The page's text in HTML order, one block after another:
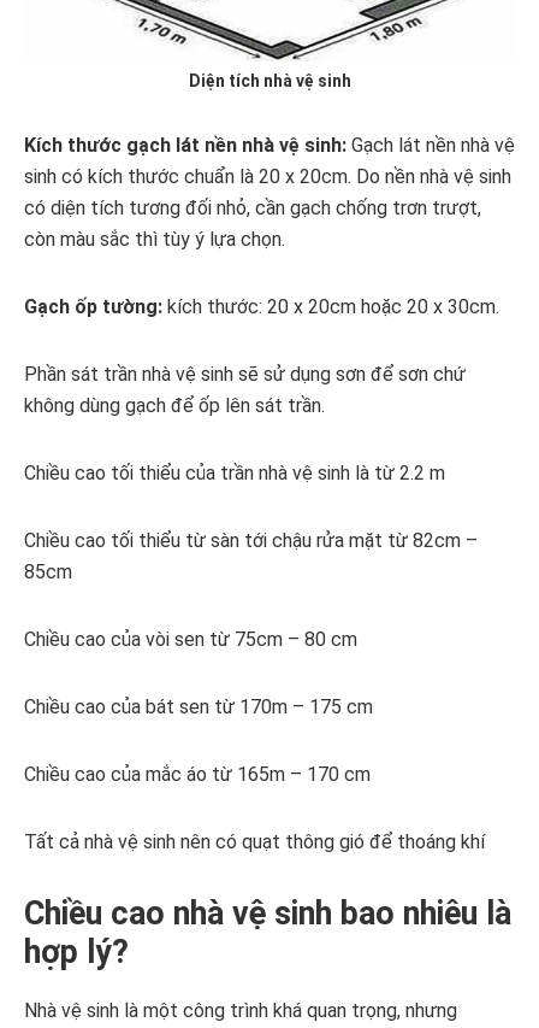
Diện tích nhà vệ sinh
Kích thước gạch lát nền nhà vệ sinh: Gạch lát nền nhà vệ
sinh có kích thước chuẩn là 20 x 20cm. Do nền nhà vệ sinh
có diện tích tương đối nhỏ, cần gạch chống trơn trượt,
còn màu sắc thì tùy ý lựa chọn.
Gạch ốp tường: kích thước: 20 x 20cm hoặc 20 x 30cm.
Phần sát trần nhà vệ sinh sẽ sử dụng sơn để sơn chứ
không dùng gạch để ốp lên sát trần.
Chiều cao tối thiểu của trần nhà vệ sinh là từ 2.2 m
Chiều cao tối thiểu từ sàn tới chậu rửa mặt từ 82cm –
85cm
Chiều cao của vòi sen từ 75cm – 80 cm
Chiều cao của bát sen từ 170m – 175 cm
Chiều cao của mắc áo từ 165m – 170 cm
Tất cả nhà vệ sinh nên có quạt thông gió để thoáng khí
Chiều cao nhà vệ sinh bao nhiêu là
hợp lý?
Nhà vệ sinh là một công trình khá quan trọng, nhưng